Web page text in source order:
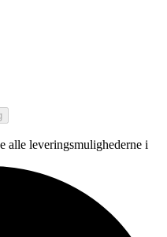
alle leveringsmulighederne i